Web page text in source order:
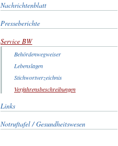
Nachrichtenblatt
Presseberichte
Service BW
Behördenwegweiser
Lebenslagen
Stichwortverzeichnis
Verfahrensbeschreibungen
Links
Notruftafel / Gesundheitswesen